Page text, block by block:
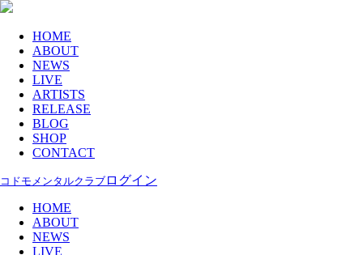
HOME
ABOUT
NEWS
LIVE
ARTISTS
RELEASE
BLOG
SHOP
CONTACT
コドモメンタルクラブ ログイン
HOME
ABOUT
NEWS
LIVE